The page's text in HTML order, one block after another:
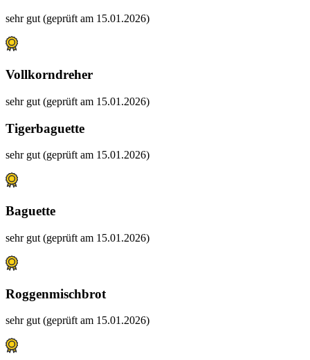
sehr gut (geprüft am 15.01.2026)
Vollkorndreher
sehr gut (geprüft am 15.01.2026)
Tigerbaguette
sehr gut (geprüft am 15.01.2026)
Baguette
sehr gut (geprüft am 15.01.2026)
Roggenmischbrot
sehr gut (geprüft am 15.01.2026)